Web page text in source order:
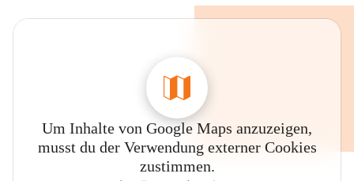
Um Inhalte von Google Maps anzuzeigen,
musst du der Verwendung externer Cookies
zustimmen.